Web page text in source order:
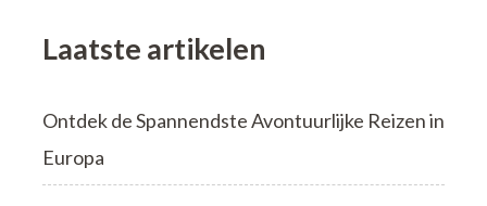
Laatste artikelen
Ontdek de Spannendste Avontuurlijke Reizen in
Europa